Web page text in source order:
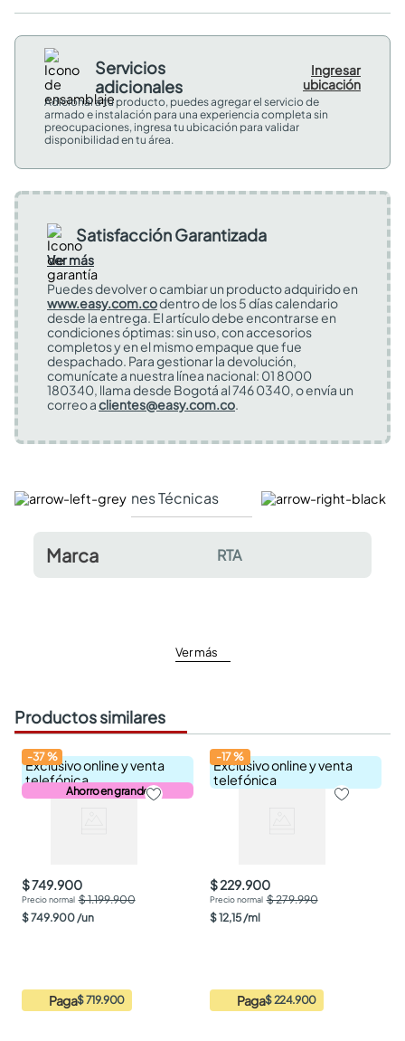
Servicios
adicionales
Ingresar
ubicación
Adicional a tu producto, puedes agregar el servicio de
armado e instalación para una experiencia completa sin
preocupaciones, ingresa tu ubicación para validar
disponibilidad en tu área.
Satisfacción Garantizada
Ver más
Puedes devolver o cambiar un producto adquirido en
www.easy.com.codentro de los 5 días calendario
desde la entrega. El artículo debe encontrarse en
condiciones óptimas: sin uso, con accesorios
completos y en el mismo empaque que fue
despachado. Para gestionar la devolución,
comunícate a nuestra línea nacional: 01 8000
180340, llama desde Bogotá al 746 0340, o envía un
correo aclientes@easy.com.co.
Especificaciones Técnicas Comentarios y
Marca RTA
Ver más
Productos similares
Exclusivo online y venta
telefónica
Ahorro en grande
-37%
$ 749.900
$ 1.199.900
$749.900/un
Paga$ 719.900
Exclusivo online y venta
telefónica
-17%
$ 229.900
$ 279.990
$12,15/ml
Paga$ 224.900